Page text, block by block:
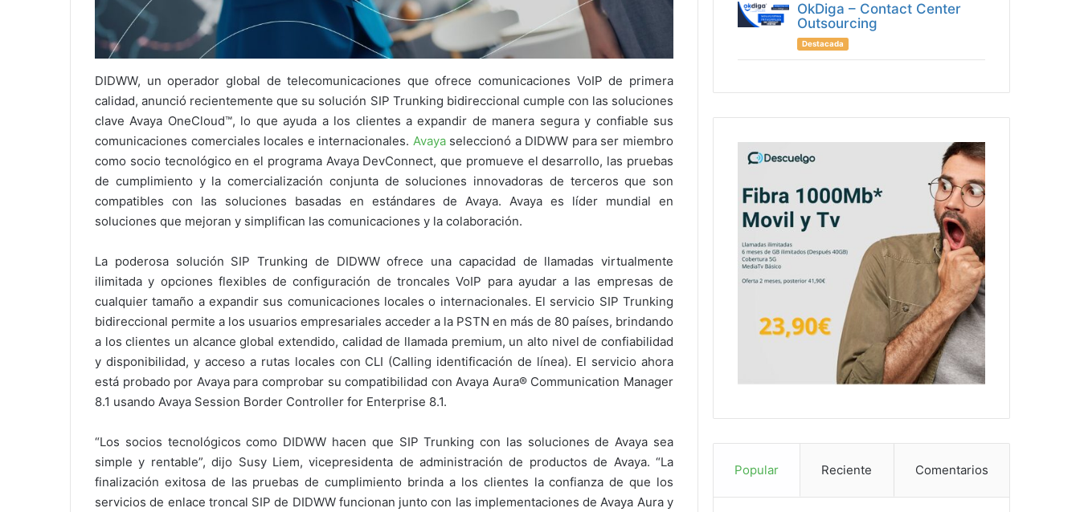
DIDWW, un operador global de telecomunicaciones que ofrece comunicaciones VoIP de primera
calidad, anunció recientemente que su solución SIP Trunking bidireccional cumple con las soluciones
clave Avaya OneCloud™, lo que ayuda a los clientes a expandir de manera segura y confiable sus
comunicaciones comerciales locales e internacionales. Avayaseleccionó a DIDWW para ser miembro
como socio tecnológico en el programa Avaya DevConnect, que promueve el desarrollo, las pruebas
de cumplimiento y la comercialización conjunta de soluciones innovadoras de terceros que son
compatibles con las soluciones basadas en estándares de Avaya. Avaya es líder mundial en
soluciones que mejoran y simplifican las comunicaciones y la colaboración.
La poderosa solución SIP Trunking de DIDWW ofrece una capacidad de llamadas virtualmente
ilimitada y opciones flexibles de configuración de troncales VoIP para ayudar a las empresas de
cualquier tamaño a expandir sus comunicaciones locales o internacionales. El servicio SIP Trunking
bidireccional permite a los usuarios empresariales acceder a la PSTN en más de 80 países, brindando
a los clientes un alcance global extendido, calidad de llamada premium, un alto nivel de confiabilidad
y disponibilidad, y acceso a rutas locales con CLI (Calling identificación de línea). El servicio ahora
está probado por Avaya para comprobar su compatibilidad con Avaya Aura® Communication Manager
8.1 usando Avaya Session Border Controller for Enterprise 8.1.
“Los socios tecnológicos como DIDWW hacen que SIP Trunking con las soluciones de Avaya sea
simple y rentable”, dijo Susy Liem, vicepresidenta de administración de productos de Avaya. “La
finalización exitosa de las pruebas de cumplimiento brinda a los clientes la confianza de que los
servicios de enlace troncal SIP de DIDWW funcionan junto con las implementaciones de Avaya Aura y
OkDiga – Contact Center
Outsourcing
Destacada
Popular Reciente Comentarios